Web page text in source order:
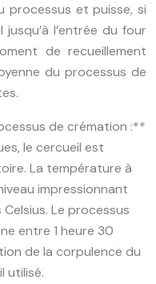
processus et puisse, si
l’entrée du four
de recueillement
du processus de
de crémation :**
le cercueil est
La température à
impressionnant
Le processus
entre 1 heure 30
de la corpulence du
utilisé.